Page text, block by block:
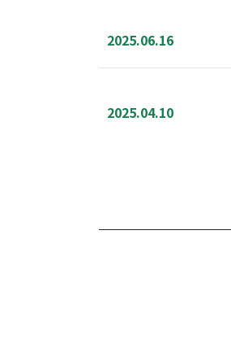
2025.06.16
2025.04.10